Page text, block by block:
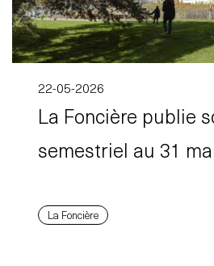
22-05-2026
La Foncière publie
semestriel au 31
La Foncière